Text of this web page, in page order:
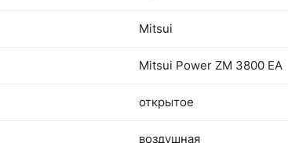
Mitsui
Mitsui Power ZM 3800 EA
открытое
воздушная